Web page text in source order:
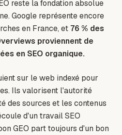
reste la fondation absolue
Google représente encore
en France, et 76 % des
proviennent de
en SEO organique.
sur le web indexé pour
Ils valorisent l'autorité
des sources et les contenus
d'un travail SEO
GEO part toujours d'un bon